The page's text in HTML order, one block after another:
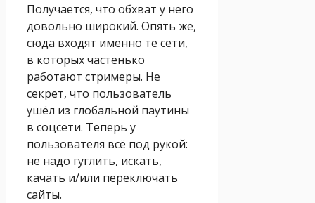
Получается, что обхват у него
довольно широкий. Опять же,
сюда входят именно те сети,
в которых частенько
работают стримеры. Не
секрет, что пользователь
ушёл из глобальной паутины
в соцсети. Теперь у
пользователя всё под рукой:
не надо гуглить, искать,
качать и/или переключать
сайты.